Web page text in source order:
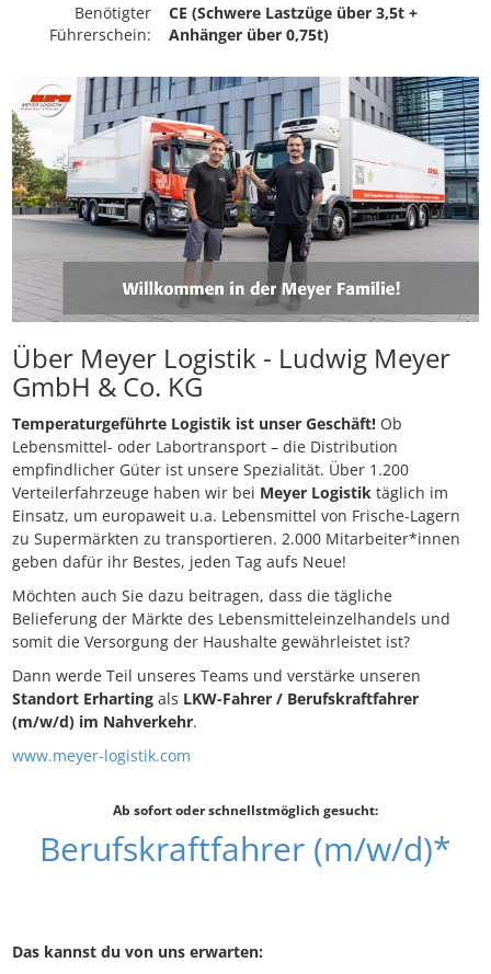
Benötigter
Führerschein:
CE (Schwere Lastzüge über 3,5t +
Anhänger über 0,75t)
Über Meyer Logistik - Ludwig Meyer
GmbH & Co. KG
Temperaturgeführte Logistik ist unser Geschäft! Ob
Lebensmittel- oder Labortransport – die Distribution
empfindlicher Güter ist unsere Spezialität. Über 1.200
Verteilerfahrzeuge haben wir bei Meyer Logistik täglich im
Einsatz, um europaweit u.a. Lebensmittel von Frische-Lagern
zu Supermärkten zu transportieren. 2.000 Mitarbeiter*innen
geben dafür ihr Bestes, jeden Tag aufs Neue!
Möchten auch Sie dazu beitragen, dass die tägliche
Belieferung der Märkte des Lebensmitteleinzelhandels und
somit die Versorgung der Haushalte gewährleistet ist?
Dann werde Teil unseres Teams und verstärke unseren
Standort Erharting als LKW-Fahrer / Berufskraftfahrer
(m/w/d) im Nahverkehr.
www.meyer-logistik.com
Ab sofort oder schnellstmöglich gesucht:
Berufskraftfahrer (m/w/d)*
Das kannst du von uns erwarten: